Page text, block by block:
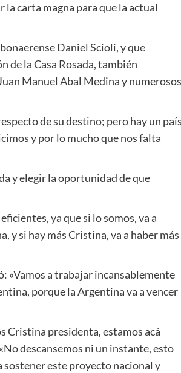
carta magna para que la actual
Daniel Scioli, y que
de la Casa Rosada, también
Manuel Abal Medina y numerosos
de su destino; pero hay un país
y por lo mucho que nos falta
y elegir la oportunidad de que
ya que si lo somos, va a
y si hay más Cristina, va a haber más
«Vamos a trabajar incansablemente
porque la Argentina va a vencer
Cristina presidenta, estamos acá
descansemos ni un instante, esto
sostener este proyecto nacional y